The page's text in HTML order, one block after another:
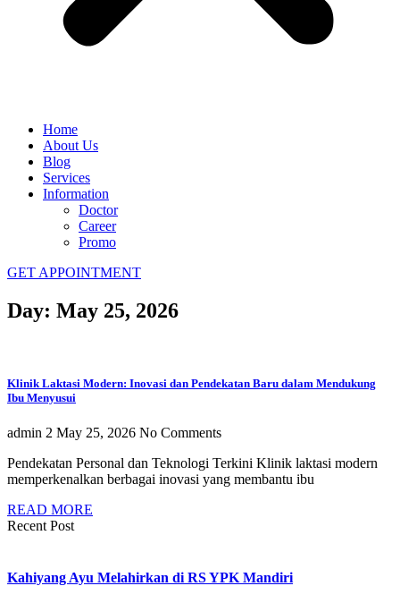
Home
About Us
Blog
Services
Information
Doctor
Career
Promo
GET APPOINTMENT
Day: May 25, 2026
Klinik Laktasi Modern: Inovasi dan Pendekatan Baru dalam Mendukung
Ibu Menyusui
admin 2 May 25, 2026 No Comments
Pendekatan Personal dan Teknologi Terkini Klinik laktasi modern
memperkenalkan berbagai inovasi yang membantu ibu
READ MORE
Recent Post
Kahiyang Ayu Melahirkan di RS YPK Mandiri